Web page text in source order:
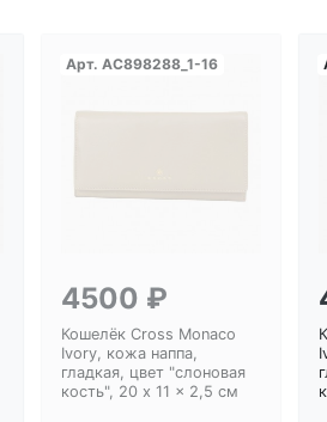
Арт. AC898288_1-16
4500 ₽
Кошелёк Cross Monaco
Ivory, кожа наппа,
гладкая, цвет "слоновая
кость", 20 x 11 x 2,5 см